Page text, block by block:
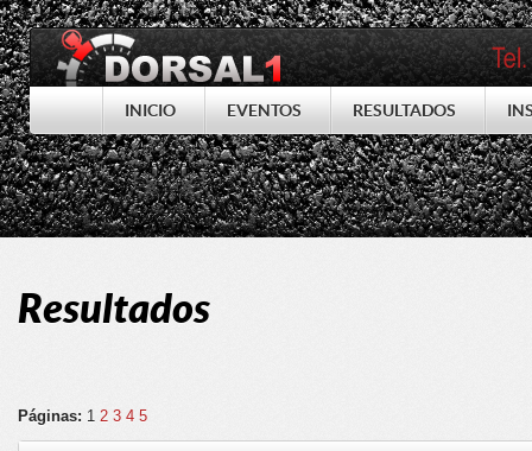
INICIO EVENTOS RESULTADOS
Resultados
Páginas: 1 2 3 4 5